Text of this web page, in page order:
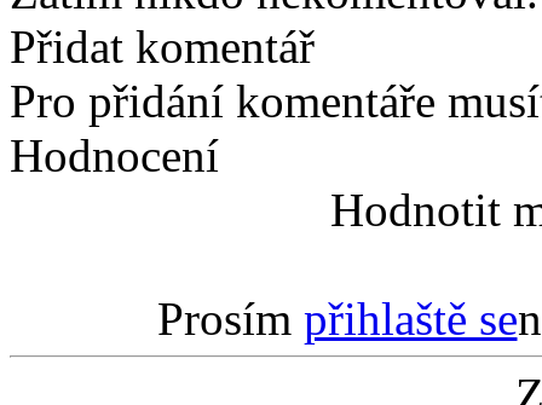
Přidat komentář
Pro přidání komentáře
Hodnocení
Hodnotit
Prosím přihlaště se